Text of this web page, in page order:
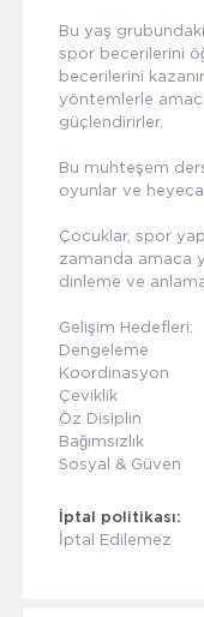
Bu yaş
spor becerilerini
becerilerini
yöntemlerle
güçlendirirler.
Bu muhteşem
oyunlar ve
Çocuklar, spor
zamanda amaca
dinleme ve
Gelişim Hedefleri:
Dengeleme
Koordinasyon
Çeviklik
Öz Disiplin
Bağımsızlık
Sosyal & Güven
İptal politikası:
İptal Edilemez